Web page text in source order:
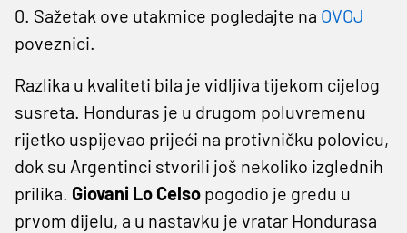
0. Sažetak ove utakmice pogledajte na OVOJ
poveznici.
Razlika u kvaliteti bila je vidljiva tijekom cijelog
susreta. Honduras je u drugom poluvremenu
rijetko uspijevao prijeći na protivničku polovicu,
dok su Argentinci stvorili još nekoliko izglednih
prilika. Giovani Lo Celso pogodio je gredu u
prvom dijelu, a u nastavku je vratar Hondurasa